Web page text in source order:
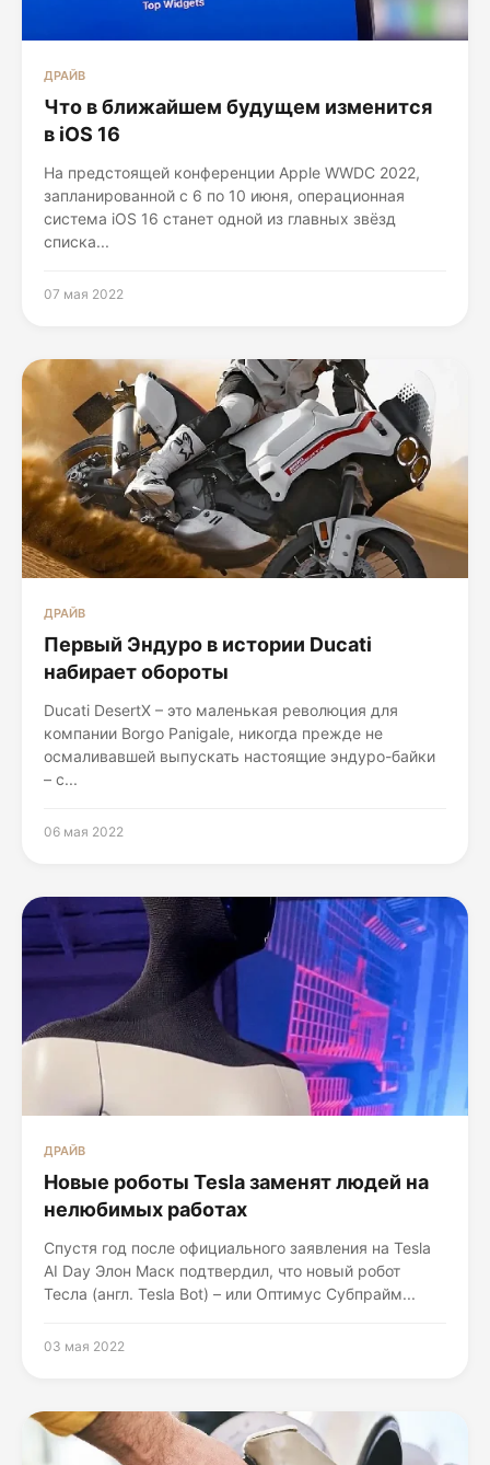
ДРАЙВ
Что в ближайшем будущем изменится
в iOS 16
На предстоящей конференции Apple WWDC 2022,
запланированной с 6 по 10 июня, операционная
система iOS 16 станет одной из главных звёзд
списка...
07 мая 2022
ДРАЙВ
Первый Эндуро в истории Ducati
набирает обороты
Ducati DesertX – это маленькая революция для
компании Borgo Panigale, никогда прежде не
осмаливавшей выпускать настоящие эндуро-байки
– с...
06 мая 2022
ДРАЙВ
Новые роботы Tesla заменят людей на
нелюбимых работах
Спустя год после официального заявления на Tesla
AI Day Элон Маск подтвердил, что новый робот
Тесла (англ. Tesla Bot) – или Оптимус Субпрайм...
03 мая 2022